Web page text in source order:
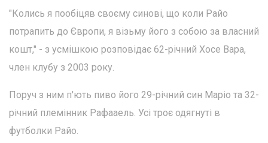
"Колись я пообіцяв своєму синові, що коли Райо
потрапить до Європи, я візьму його з собою за власний
кошт," - з усмішкою розповідає 62-річний Хосе Вара,
член клубу з 2003 року.
Поруч з ним п'ють пиво його 29-річний син Маріо та 32-
річний племінник Рафааель. Усі троє одягнуті в
футболки Райо.